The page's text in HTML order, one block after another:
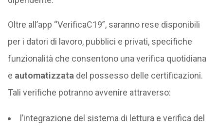
Oltre all’app “VerificaC19”, saranno rese disponibili
per i datori di lavoro, pubblici e privati, specifiche
funzionalità che consentono una verifica quotidiana
e automatizzata del possesso delle certificazioni.
Tali verifiche potranno avvenire attraverso:
l’integrazione del sistema di lettura e verifica del